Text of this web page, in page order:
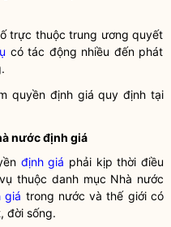
trực thuộc trung ương quyết
có tác động nhiều đến phát
quyền định giá quy định tại
nướcđịnh giá
định giá phải kịp thời điều
thuộc danh mục Nhà nước
giá trong nước và thế giới có
đời sống.